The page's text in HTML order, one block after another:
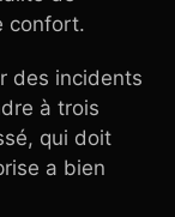
confort.
des incidents
à trois
qui doit
a bien